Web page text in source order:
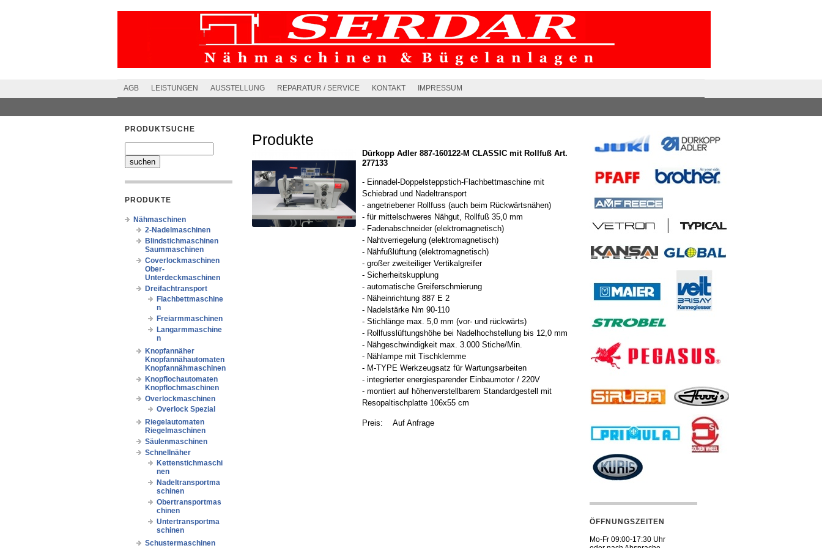
AGB LEISTUNGEN AUSSTELLUNG REPARATUR / SERVICE KONTAKT IMPRESSUM
PRODUKTSUCHE
PRODUKTE
Nähmaschinen
2-Nadelmaschinen
Blindstichmaschinen
Saummaschinen
Coverlockmaschinen
Ober-
Unterdeckmaschinen
Dreifachtransport
Flachbettmaschine
n
Freiarmmaschinen
Langarmmaschine
n
Knopfannäher
Knopfannähautomaten
Knopfannähmaschinen
Knopflochautomaten
Knopflochmaschinen
Overlockmaschinen
Overlock Spezial
Riegelautomaten
Riegelmaschinen
Säulenmaschinen
Schnellnäher
Kettenstichmaschi
nen
Nadeltransportma
schinen
Obertransportmas
chinen
Untertransportma
schinen
Schustermaschinen
Produkte
Dürkopp Adler 887-160122-M CLASSIC mit Rollfuß Art.
277133
- Einnadel-Doppelsteppstich-Flachbettmaschine mit
Schiebrad und Nadeltransport
- angetriebener Rollfuss (auch beim Rückwärtsnähen)
- für mittelschweres Nähgut, Rollfuß 35,0 mm
- Fadenabschneider (elektromagnetisch)
- Nahtverriegelung (elektromagnetisch)
- Nähfußlüftung (elektromagnetisch)
- großer zweiteiliger Vertikalgreifer
- Sicherheitskupplung
- automatische Greiferschmierung
- Näheinrichtung 887 E 2
- Nadelstärke Nm 90-110
- Stichlänge max. 5,0 mm (vor- und rückwärts)
- Rollfusslüftungshöhe bei Nadelhochstellung bis 12,0 mm
- Nähgeschwindigkeit max. 3.000 Stiche/Min.
- Nählampe mit Tischklemme
- M-TYPE Werkzeugsatz für Wartungsarbeiten
- integrierter energiesparender Einbaumotor / 220V
- montiert auf höhenverstellbarem Standardgestell mit
Resopaltischplatte 106x55 cm
Auf Anfrage
Preis:
ÖFFNUNGSZEITEN
Mo-Fr 09:00-17:30 Uhr